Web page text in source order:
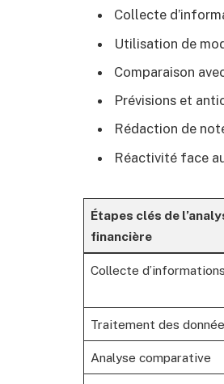
Collecte
Utilisation de
Comparaison
Prévisions et
Rédaction de
Réactivité face
Étapes clés de
financière
Collecte d’informations
Traitement des
Analyse comparative